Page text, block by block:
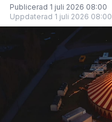
Publicerad 1 juli 2026 08:00
Uppdaterad 1 juli 2026 08:00